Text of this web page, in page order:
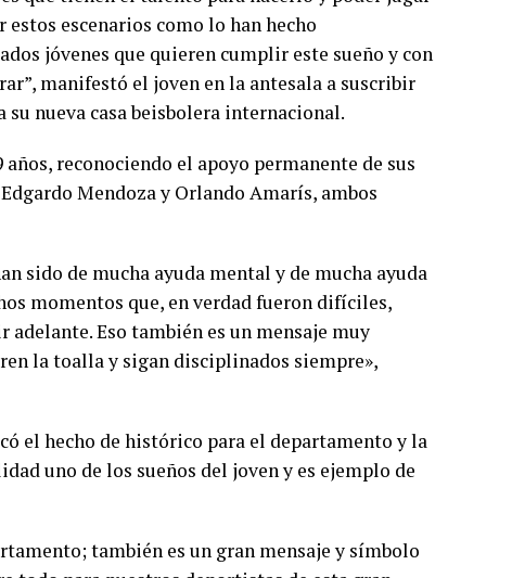
estos escenarios como lo han hecho
jóvenes que quieren cumplir este sueño y con
manifestó el joven en la antesala a suscribir
nueva casa beisbolera internacional.
reconociendo el apoyo permanente de sus
Mendoza y Orlando Amarís, ambos
sido de mucha ayuda mental y de mucha ayuda
momentos que, en verdad fueron difíciles,
Eso también es un mensaje muy
la toalla y sigan disciplinados siempre»,
el hecho de histórico para el departamento y la
uno de los sueños del joven y es ejemplo de
también es un gran mensaje y símbolo